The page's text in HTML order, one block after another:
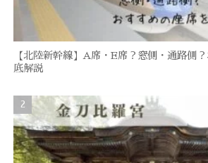
【北陸新幹線】A席・E席？窓側・通路側
底解説